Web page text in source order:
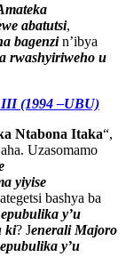
abatutsi,
bagenzin’ibya
rwashyiriweho u
(1994 –UBU)
Ntabona Itaka“,
Uzasomamo
yiyise
bashya ba
y’u
ki? Jenerali Majoro
y’u